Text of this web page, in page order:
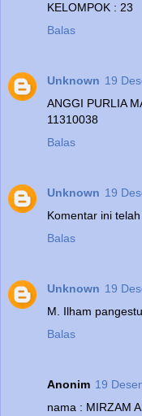
KELOMPOK : 23
Balas
Unknown 19
ANGGI PURLIA
11310038
Balas
Unknown 19
Komentar ini
Balas
Unknown 19
M. Ilham
Balas
Anonim 19
nama : MIRZAM